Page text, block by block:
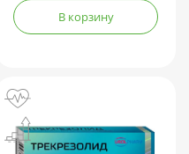
В корзину